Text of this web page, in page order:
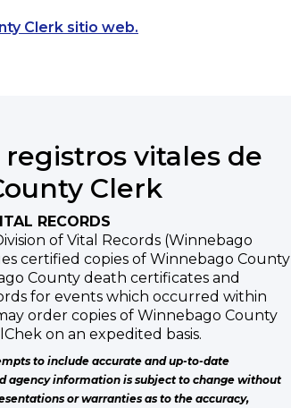
Clerk sitio web.
vitales de
Clerk
RECORDS
of Vital Records (Winnebago
certified copies of Winnebago County
County death certificates and
for events which occurred within
order copies of Winnebago County
on an expedited basis.
to include accurate and up-to-date
agency information is subject to change without
or warranties as to the accuracy,